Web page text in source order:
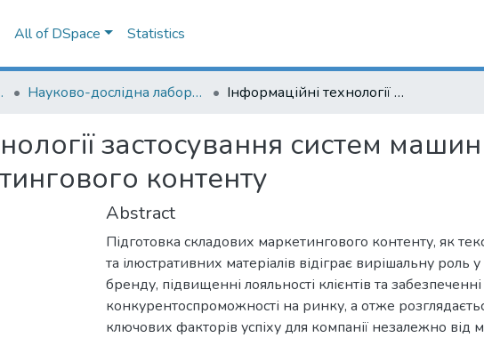
All of DSpace Statistics
Науково-дослідна лабораторія "Науки про Землю" Інформаційні технології застосування систем машинного аналізу при підготовці маркетингового контенту
застосування систем
контенту
Abstract
Підготовка складових маркетингового контенту, як
та ілюстративних матеріалів відіграє вирішальну роль
бренду, підвищенні лояльності клієнтів та забезпеченні
конкурентоспроможності на ринку, а отже
ключових факторів успіху для компанії незалежно від